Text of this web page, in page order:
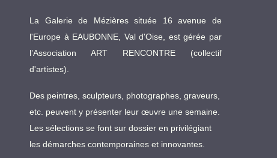
La Galerie de Mézières située 16 avenue de
l'Europe à EAUBONNE, Val d'Oise, est gérée par
l’Association ART RENCONTRE (collectif
d'artistes).
Des peintres, sculpteurs, photographes, graveurs,
etc. peuvent y présenter leur œuvre une semaine.
Les sélections se font sur dossier en privilégiant
les démarches contemporaines et innovantes.